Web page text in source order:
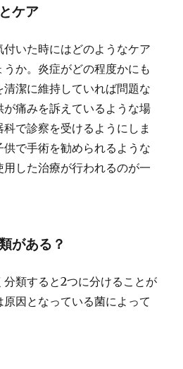
ケア
いた時にはどのようなケア
か。炎症がどの程度かにも
潔に維持していれば問題な
が痛みを訴えているような場
で診察を受けるようにしま
供で手術を勧められるような
した治療が行われるのが一
がある？
類すると2つに分けることが
因となっている菌によって